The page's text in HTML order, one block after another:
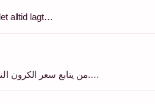
alltid lagt…
من يتابع سعر الكرون النرويجي مقابل الدولار في الأشهر الأخيرة لاحظ شيئاً غير مألوف: العملة التي طالما اعتُبرت قوية بفضل النفط تخسر أرضها باستمرار.…